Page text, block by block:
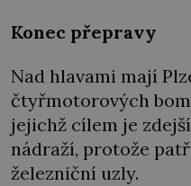
Konec přepravy
Nad hlavami mají
čtyřmotorových
jejichž cílem je
nádraží, protože
železniční uzly.